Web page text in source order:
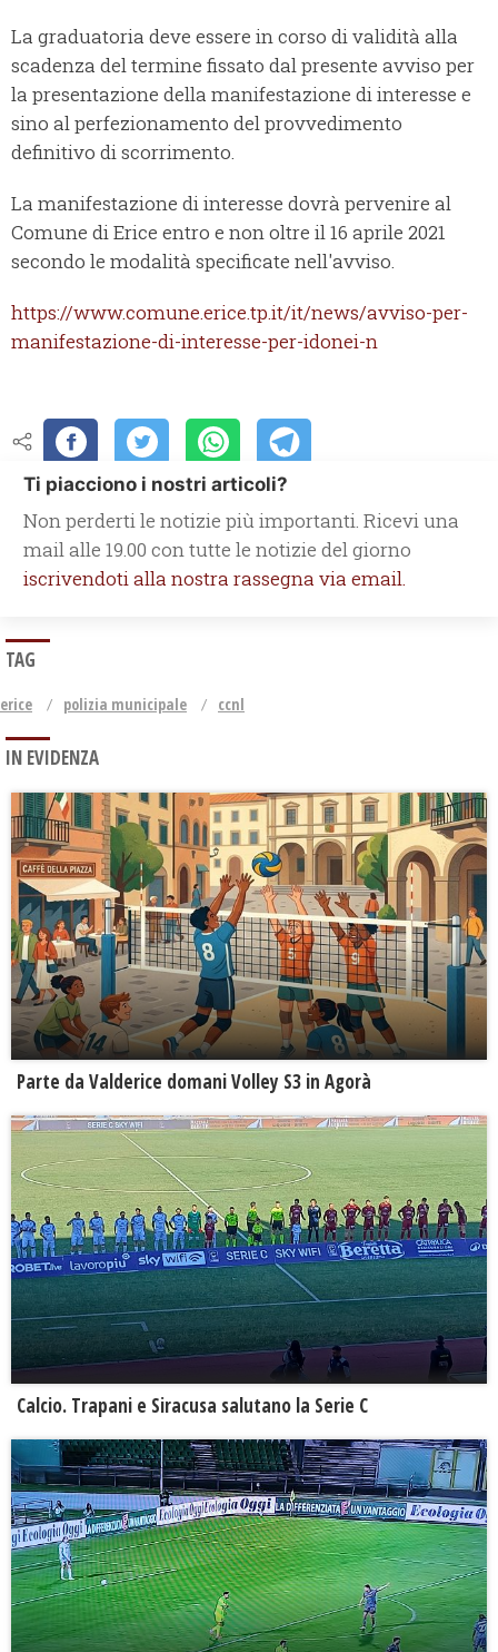
La graduatoria deve essere in corso di validità alla
scadenza del termine fissato dal presente avviso per
la presentazione della manifestazione di interesse e
sino al perfezionamento del provvedimento
definitivo di scorrimento.
La manifestazione di interesse dovrà pervenire al
Comune di Erice entro e non oltre il 16 aprile 2021
secondo le modalità specificate nell'avviso.
https://www.comune.erice.tp.it/it/news/avviso-per-
manifestazione-di-interesse-per-idonei-n
Ti piacciono i nostri articoli?
Non perderti le notizie più importanti. Ricevi una
mail alle 19.00 con tutte le notizie del giorno
iscrivendoti alla nostra rassegna via email.
TAG
erice polizia municipale ccnl
IN EVIDENZA
Parte da Valderice domani Volley S3 in Agorà
Calcio. Trapani e Siracusa salutano la Serie C